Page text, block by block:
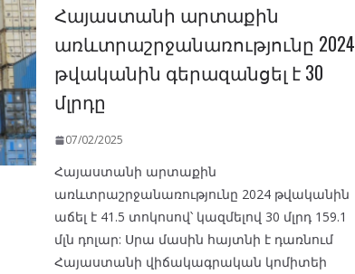
Հայաստանի արտաքին
առևտրաշրջանառությունը 2024
թվականին գերազանցել է 30
մլրդը
07/02/2025
Հայաստանի արտաքին
առևտրաշրջանառությունը 2024 թվականին
աճել է 41.5 տոկոսով՝ կազմելով 30 մլրդ 159.1
մլն դոլար: Սրա մասին հայտնի է դառնում
Հայաստանի վիճակագրական կոմիտեի